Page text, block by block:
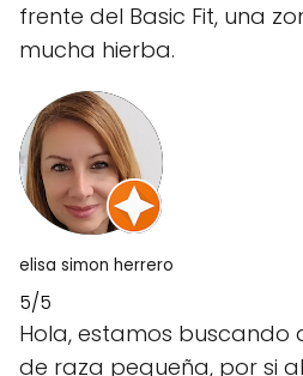
frente del Basic Fit, una
mucha hierba.
elisa simon herrero
5/5
Hola, estamos
de raza pequeña, por si